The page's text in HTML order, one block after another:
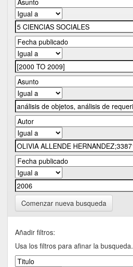
Comenzar nueva busqueda
Añadir filtros:
Usa los filtros para afinar la busqueda.